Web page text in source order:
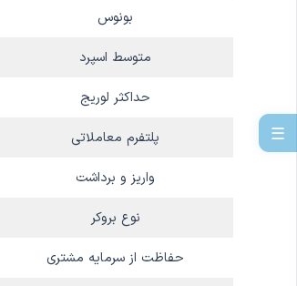
بونوس
متوسط اسپرد
حداکثر لوریج
پلتفرم معاملاتی
واریز و برداشت
نوع بروکر
حفاظت از سرمایه مشتری
☰